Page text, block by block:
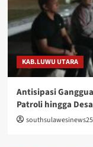
KAB.LUWU UTARA
Antisipasi
Patroli hingga
southsulawesinews25